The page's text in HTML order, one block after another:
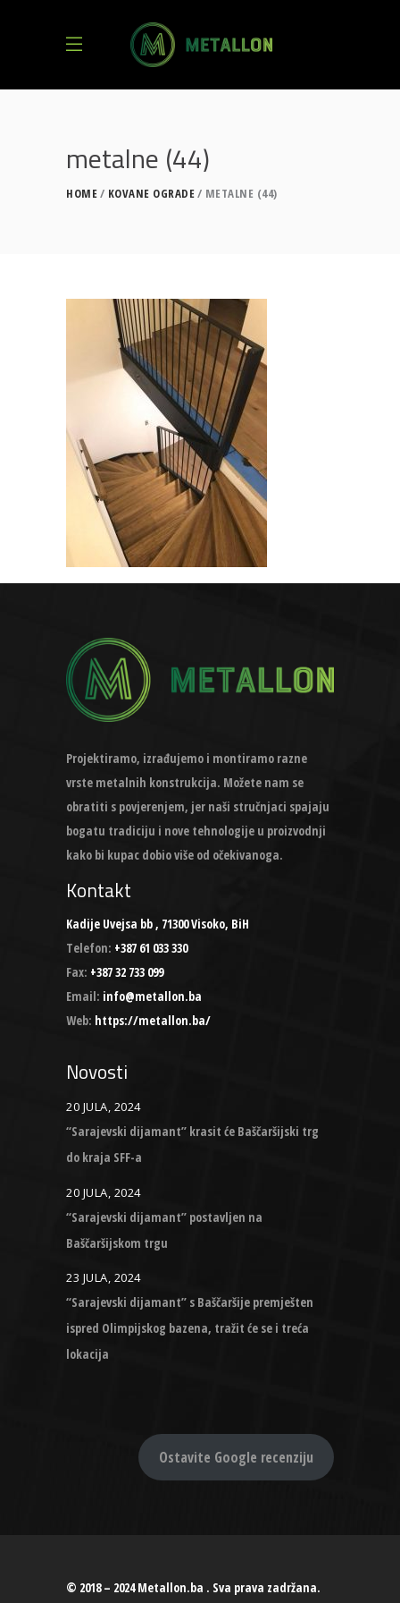
metalne (44)
HOME KOVANE OGRADE METALNE (44)
Projektiramo, izrađujemo i montiramo razne
vrste metalnih konstrukcija. Možete nam se
obratiti s povjerenjem, jer naši stručnjaci spajaju
bogatu tradiciju i nove tehnologije u proizvodnji
kako bi kupac dobio više od očekivanoga.
Kontakt
Kadije Uvejsa bb , 71300 Visoko, BiH
Telefon: +387 61 033 330
Fax: +387 32 733 099
Email: info@metallon.ba
Web: https://metallon.ba/
Novosti
20 JULA, 2024
“Sarajevski dijamant” krasit će Baščaršijski trg
do kraja SFF-a
20 JULA, 2024
“Sarajevski dijamant” postavljen na
Baščaršijskom trgu
23 JULA, 2024
“Sarajevski dijamant” s Baščaršije premješten
ispred Olimpijskog bazena, tražit će se i treća
lokacija
Ostavite Google recenziju
© 2018 – 2024 Metallon.ba . Sva prava zadržana.